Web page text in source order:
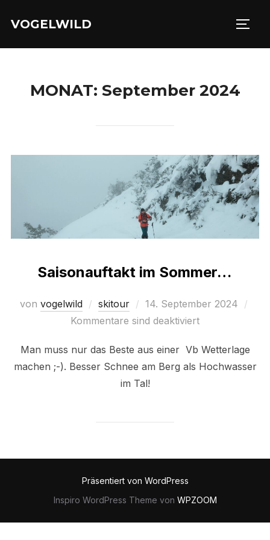
Inhalten
VOGELWILD
MONAT: September 2024
Saisonauftakt im Sommer…
von vogelwild skitour
Veröffentlicht
am
14. September 2024
Kommentare sind deaktiviert
Man muss nur das Beste aus einer Vb Wetterlage
machen ;-). Besser Schnee am Berg als Hochwasser
im Tal!
Präsentiert von WordPress
Inspiro WordPress Theme von WPZOOM